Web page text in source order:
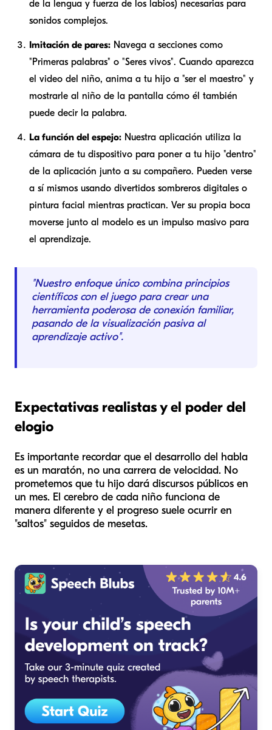
de la lengua y fuerza de los labios) necesarias para
sonidos complejos.
Imitación de pares: Navega a secciones como
"Primeras palabras" o "Seres vivos". Cuando aparezca
el video del niño, anima a tu hijo a "ser el maestro" y
mostrarle al niño de la pantalla cómo él también
puede decir la palabra.
La función del espejo: Nuestra aplicación utiliza la
cámara de tu dispositivo para poner a tu hijo "dentro"
de la aplicación junto a su compañero. Pueden verse
a sí mismos usando divertidos sombreros digitales o
pintura facial mientras practican. Ver su propia boca
moverse junto al modelo es un impulso masivo para
el aprendizaje.
"Nuestro enfoque único combina principios
científicos con el juego para crear una
herramienta poderosa de conexión familiar,
pasando de la visualización pasiva al
aprendizaje activo".
Expectativas realistas y el poder del
elogio
Es importante recordar que el desarrollo del habla
es un maratón, no una carrera de velocidad. No
prometemos que tu hijo dará discursos públicos en
un mes. El cerebro de cada niño funciona de
manera diferente y el progreso suele ocurrir en
"saltos" seguidos de mesetas.